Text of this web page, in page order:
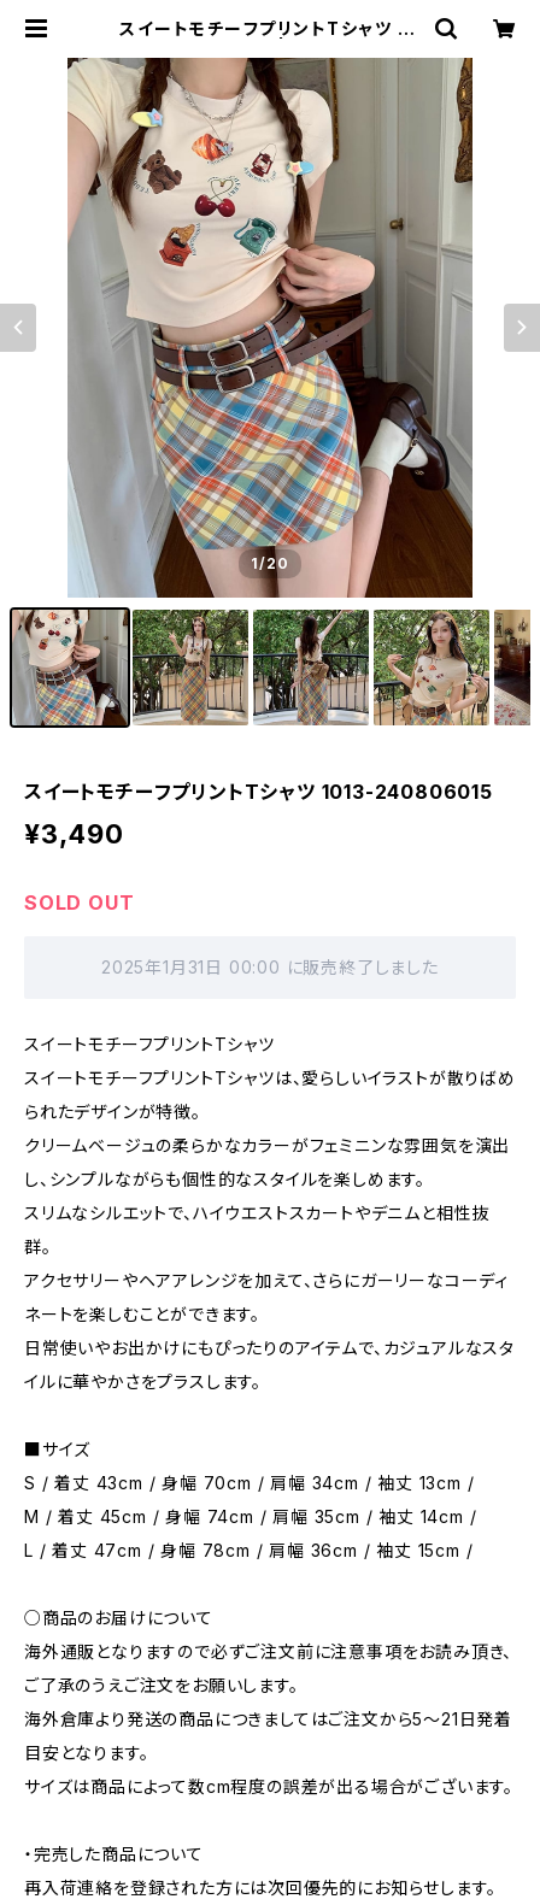
スイートモチーフプリントTシャツ 10
プコード）｜韓国ファッション通販
1/20
スイートモチーフプリントTシャツ 1013-240806015
¥3,490
SOLD OUT
2025年1月31日 00:00 に販売終了しました
スイートモチーフプリントTシャツ
スイートモチーフプリントTシャツは、愛らしいイラストが散りばめ
られたデザインが特徴。
クリームベージュの柔らかなカラーがフェミニンな雰囲気を演出
し、シンプルながらも個性的なスタイルを楽しめます。
スリムなシルエットで、ハイウエストスカートやデニムと相性抜
群。
アクセサリーやヘアアレンジを加えて、さらにガーリーなコーディ
ネートを楽しむことができます。
日常使いやお出かけにもぴったりのアイテムで、カジュアルなスタ
イルに華やかさをプラスします。
■サイズ
S / 着丈 43cm / 身幅 70cm / 肩幅 34cm / 袖丈 13cm /
M / 着丈 45cm / 身幅 74cm / 肩幅 35cm / 袖丈 14cm /
L / 着丈 47cm / 身幅 78cm / 肩幅 36cm / 袖丈 15cm /
○商品のお届けについて
海外通販となりますので必ずご注文前に注意事項をお読み頂き、
ご了承のうえご注文をお願いします。
海外倉庫より発送の商品につきましてはご注文から5〜21日発着
目安となります。
サイズは商品によって数cm程度の誤差が出る場合がございます。
・完売した商品について
再入荷連絡を登録された方には次回優先的にお知らせします。